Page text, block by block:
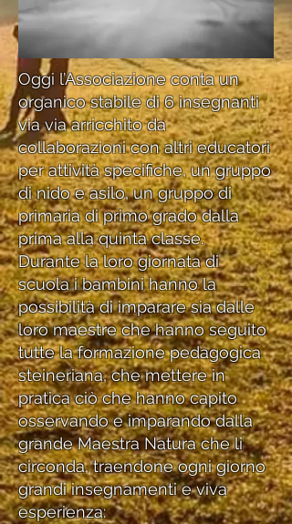
Oggi l’Associazione conta un
organico stabile di 6 insegnanti
via via arricchito da
collaborazioni con altri educatori
per attività specifiche, un gruppo
di nido e asilo, un gruppo di
primaria di primo grado dalla
prima alla quinta classe.
Durante la loro giornata di
scuola i bambini hanno la
possibilità di imparare sia dalle
loro maestre che hanno seguito
tutte la formazione pedagogica
steineriana, che mettere in
pratica ciò che hanno capito
osservando e imparando dalla
grande Maestra Natura che li
circonda, traendone ogni giorno
grandi insegnamenti e viva
esperienza: